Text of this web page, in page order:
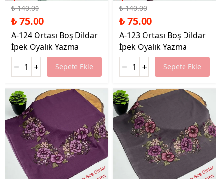
₺ 140.00
₺ 75.00
A-124 Ortası Boş Dildar
İpek Oyalık Yazma
Sepete Ekle
₺ 140.00
₺ 75.00
A-123 Ortası Boş Dildar
İpek Oyalık Yazma
Sepete Ekle